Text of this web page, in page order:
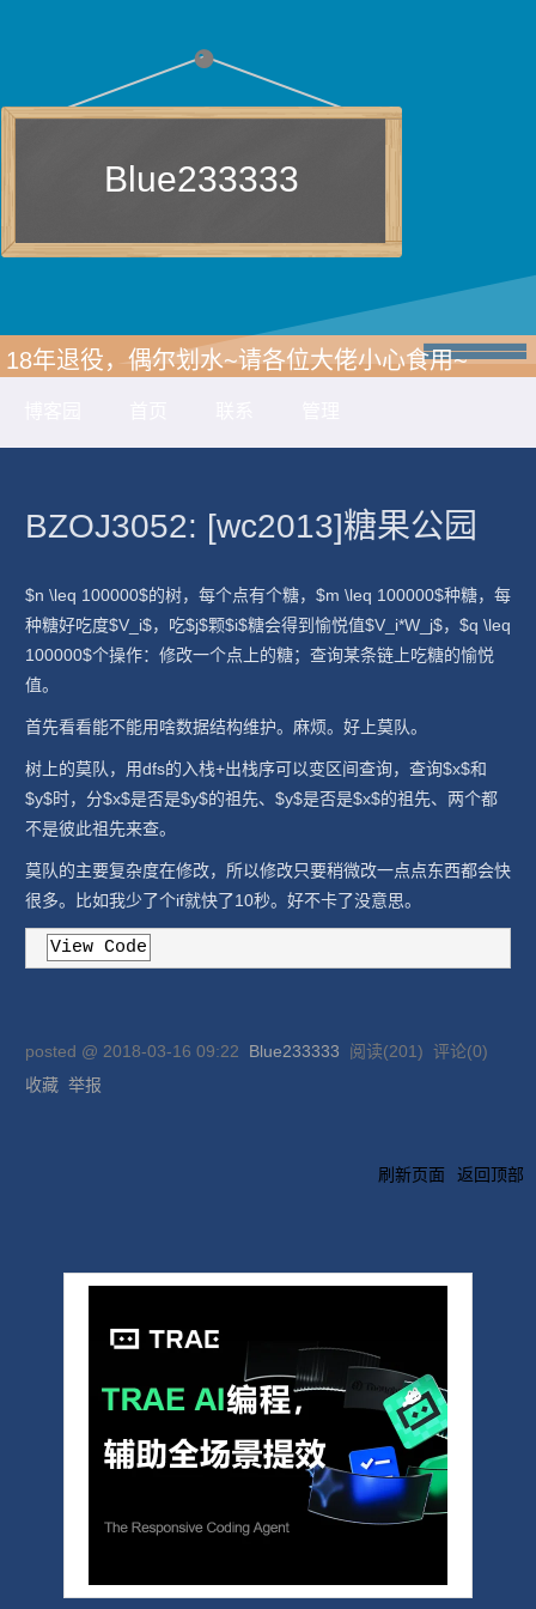
Blue233333
18年退役，偶尔划水~请各位大佬小心食用~
BZOJ3052: [wc2013]糖果公园
$n \leq 100000$的树，每个点有个糖，$m \leq 100000$种糖，每
种糖好吃度$V_i$，吃$j$颗$i$糖会得到愉悦值$V_i*W_j$，$q \leq
100000$个操作：修改一个点上的糖；查询某条链上吃糖的愉悦
值。
首先看看能不能用啥数据结构维护。麻烦。好上莫队。
树上的莫队，用dfs的入栈+出栈序可以变区间查询，查询$x$和
$y$时，分$x$是否是$y$的祖先、$y$是否是$x$的祖先、两个都
不是彼此祖先来查。
莫队的主要复杂度在修改，所以修改只要稍微改一点点东西都会快
很多。比如我少了个if就快了10秒。好不卡了没意思。
View Code
posted @ 2018-03-16 09:22 Blue233333 阅读(201) 评论(0)
收藏 举报
刷新页面 返回顶部